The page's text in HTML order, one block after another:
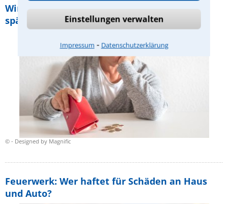
Einstellungen verwalten
Impressum ⁃ Datenschutzerklärung
© - Designed by Magnific
Wird Witwenrente auch bei kurzer Ehe und
später Eheschließung gezahlt?
Feuerwerk: Wer haftet für Schäden an Haus
und Auto?